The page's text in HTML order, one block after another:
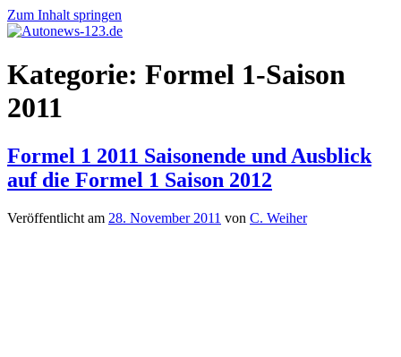
Zum Inhalt springen
123.de
mit
Kategorie: Formel 1-Saison
2011
Formel 1 2011 Saisonende und Ausblick
auf die Formel 1 Saison 2012
Veröffentlicht am 28. November 2011 von C. Weiher